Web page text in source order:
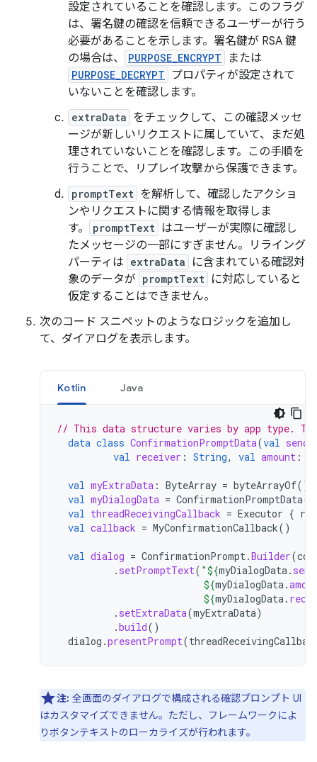
設定されていることを確認します。このフラグ
は、署名鍵の確認を信頼できるユーザーが行う
必要があることを示します。署名鍵が RSA 鍵
の場合は、
PURPOSE_ENCRYPT または
PURPOSE_DECRYPT
プロパティが設定されて
いないことを確認します。
extraData をチェックして、この確認メッセ
ージが新しいリクエストに属していて、まだ処
理されていないことを確認します。この手順を
行うことで、リプレイ攻撃から保護できます。
promptText を解析して、確認したアクショ
ンやリクエストに関する情報を取得しま
す。
promptText はユーザーが実際に確認し
たメッセージの一部にすぎません。リライング
パーティは extraData
に含まれている確認対
象のデータが promptText に対応していると
仮定することはできません。
次のコード スニペットのようなロジックを追加し
て、ダイアログを表示します。
Kotlin Java
// This data structure varies by app type.
data class ConfirmationPromptData(val
val receiver : String, val amount :
val myExtraData : ByteArray = byteArrayOf()
val myDialogData = ConfirmationPromptData(
val threadReceivingCallback = Executor {
val callback = MyConfirmationCallback()
val dialog = ConfirmationPrompt.Builder(
. setPromptText( "${myDialogData.
${myDialogData.
${myDialogData.
. setExtraData(myExtraData)
.build()
dialog .presentPrompt(
注: 全画面のダイアログで構成される確認プロンプト UI
はカスタマイズできません。ただし、フレームワークによ
りボタンテキストのローカライズが行われます。